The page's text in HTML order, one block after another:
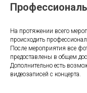
На протяжении всего
происходить
После мероприятия все
предоставлены в общем
Дополнительно есть
видеозаписей с концерта.